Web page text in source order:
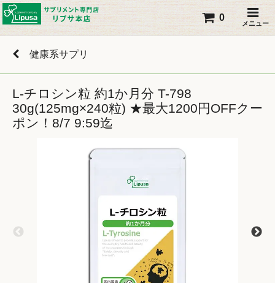
メニュー
0
健康系サプリ
L-チロシン粒 約1か月分 T-798
30g(125mg×240粒) ★最大1200円OFFクー
ポン！8/7 9:59迄